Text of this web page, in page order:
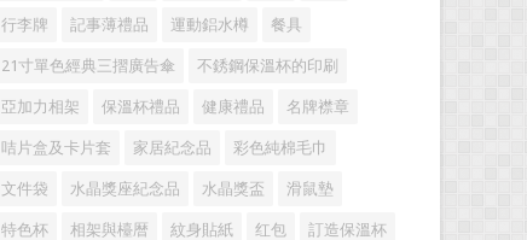
行李牌 記事薄禮品 運動鋁水樽 餐具
21寸單色經典三摺廣告傘 不銹鋼保溫杯的印刷
亞加力相架 保溫杯禮品 健康禮品 名牌襟章
咭片盒及卡片套 家居紀念品 彩色純棉毛巾
文件袋 水晶獎座紀念品 水晶獎盃 滑鼠墊
特色杯 相架與檯暦 紋身貼紙 红包 訂造保溫杯